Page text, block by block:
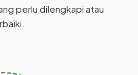
perlu dilengkapi atau